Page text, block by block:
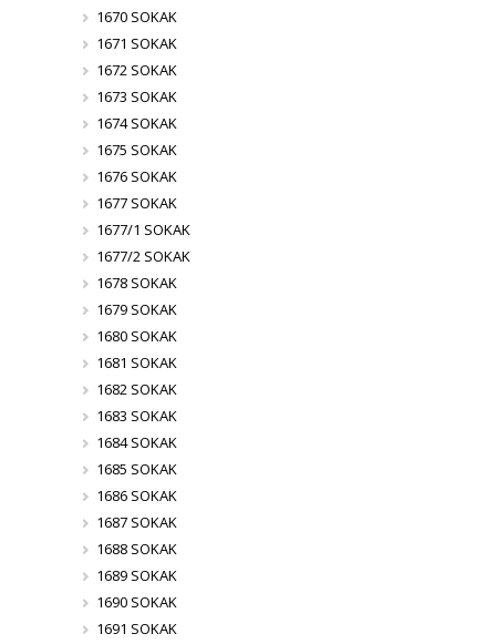
1670 SOKAK
1671 SOKAK
1672 SOKAK
1673 SOKAK
1674 SOKAK
1675 SOKAK
1676 SOKAK
1677 SOKAK
1677/1 SOKAK
1677/2 SOKAK
1678 SOKAK
1679 SOKAK
1680 SOKAK
1681 SOKAK
1682 SOKAK
1683 SOKAK
1684 SOKAK
1685 SOKAK
1686 SOKAK
1687 SOKAK
1688 SOKAK
1689 SOKAK
1690 SOKAK
1691 SOKAK